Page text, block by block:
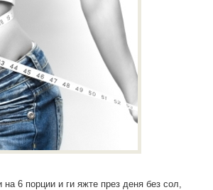
6 порции и ги яжте през деня без сол,